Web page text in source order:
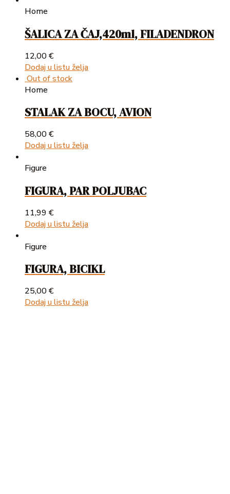
Home
ŠALICA ZA ČAJ,420ml, FILADENDRON
12,00€
Dodaj u listu želja
Out of stock
Home
STALAK ZA BOCU, AVION
58,00€
Dodaj u listu želja
Figure
FIGURA, PAR POLJUBAC
11,99 €
Dodaj u listu želja
Figure
FIGURA, BICIKL
25,00€
Dodaj u listu želja